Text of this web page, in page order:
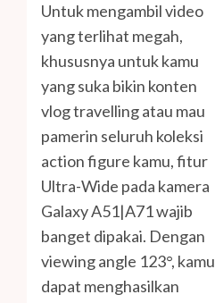
Untuk mengambil video
yang terlihat megah,
khususnya untuk kamu
yang suka bikin konten
vlog travelling atau mau
pamerin seluruh koleksi
action figure kamu, fitur
Ultra-Wide pada kamera
Galaxy A51|A71 wajib
banget dipakai. Dengan
viewing angle 123°, kamu
dapat menghasilkan